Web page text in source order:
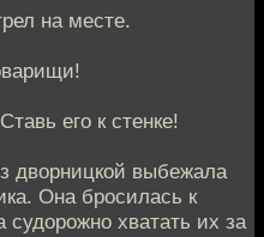
на месте.
его к стенке!
дворницкой выбежала
Она бросилась к
судорожно хватать их за